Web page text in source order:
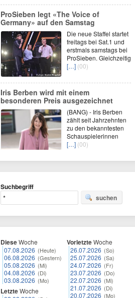
ProSieben legt «The Voice of
Germany» auf den Samstag
Die neue Staffel startet
freitags bei Sat.1 und
erstmals samstags bei
ProSieben. Gleichzeitig
[…] (00)
Iris Berben wird mit einem
besonderen Preis ausgezeichnet
(BANG) - Iris Berben
zählt seit Jahrzehnten
zu den bekanntesten
Schauspielerinnen
[…] (00)
Suchbegriff
suchen
DieseWoche
07.08.2026 (Heute)
06.08.2026 (Gestern)
05.08.2026 (Mi)
04.08.2026 (Di)
03.08.2026 (Mo)
LetzteWoche
VorletzteWoche
26.07.2026 (So)
25.07.2026 (Sa)
24.07.2026 (Fr)
23.07.2026 (Do)
22.07.2026 (Mi)
21.07.2026 (Di)
20.07.2026 (Mo)